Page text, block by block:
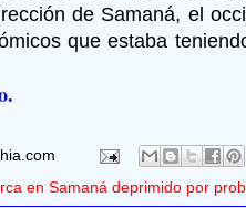
de Samaná, el
que estaba
en Samaná deprimido por